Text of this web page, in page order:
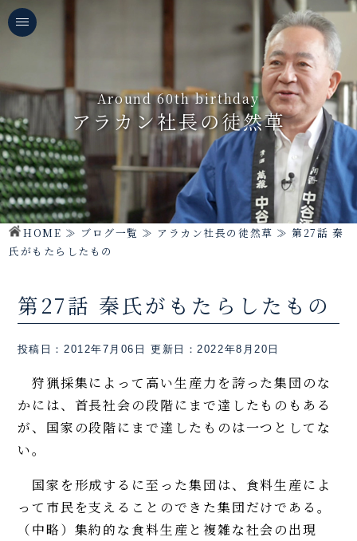
Around 60th birthday
アラカン社長の徒然草
HOME ≫ ブログ一覧 ≫ アラカン社長の徒然草 ≫第27話 秦
氏がもたらしたもの
第27話 秦氏がもたらしたもの
投稿日：2012年7月06日 更新日：2022年8月20日
狩猟採集によって高い生産力を誇った集団のな
かには、首長社会の段階にまで達したものもある
が、国家の段階にまで達したものは一つとしてな
い。
国家を形成するに至った集団は、食料生産によ
って市民を支えることのできた集団だけである。
（中略）集約的な食料生産と複雑な社会の出現